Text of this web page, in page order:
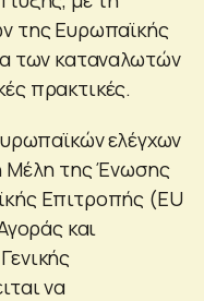
της Ευρωπαϊκής
των καταναλωτών
πρακτικές.
ελέγχων
Μέλη της Ένωσης
Επιτροπής (EU
και
να